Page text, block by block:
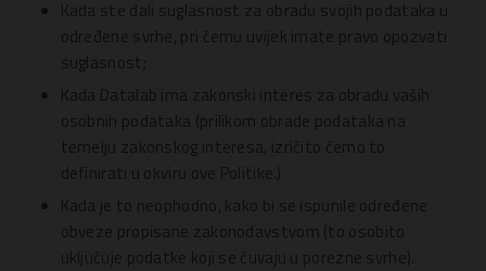
Kada ste dali suglasnost za obradu svojih podataka u
određene svrhe, pri čemu uvijek imate pravo opozvati
suglasnost;
Kada Datalab ima zakonski interes za obradu vaših
osobnih podataka (prilikom obrade podataka na
temelju zakonskog interesa, izričito ćemo to
definirati u okviru ove Politike.)
Kada je to neophodno, kako bi se ispunile određene
obveze propisane zakonodavstvom (to osobito
uključuje podatke koji se čuvaju u porezne svrhe).